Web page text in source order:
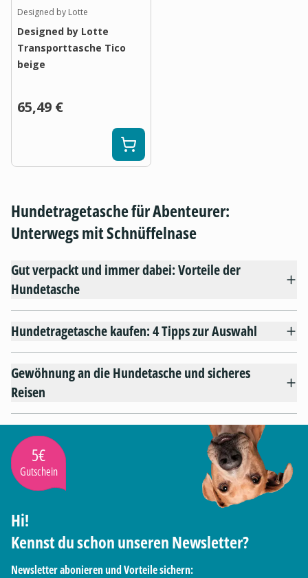
Designed by Lotte
Designed by Lotte
Transporttasche Tico
beige
65,49 €
Hundetragetasche für Abenteurer:
Unterwegs mit Schnüffelnase
Gut verpackt und immer dabei: Vorteile der
Hundetasche
Hundetragetasche kaufen: 4 Tipps zur Auswahl
Gewöhnung an die Hundetasche und sicheres
Reisen
5€
Gutschein
Hi!
Kennst du schon unseren Newsletter?
Newsletter abonieren und Vorteile sichern: